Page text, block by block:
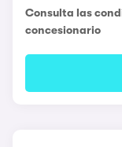
Consulta las
concesionario